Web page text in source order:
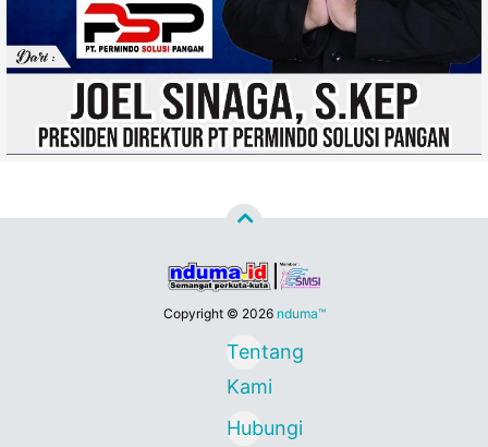
Copyright © 2026 nduma™
Tentang
Kami
Hubungi